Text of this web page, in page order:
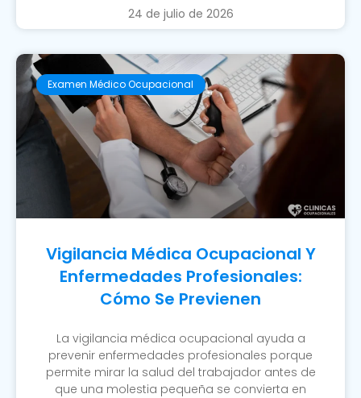
24 de julio de 2026
Examen Médico Ocupacional
Vigilancia Médica Ocupacional Y
Enfermedades Profesionales:
Cómo Se Previenen
La vigilancia médica ocupacional ayuda a
prevenir enfermedades profesionales porque
permite mirar la salud del trabajador antes de
que una molestia pequeña se convierta en